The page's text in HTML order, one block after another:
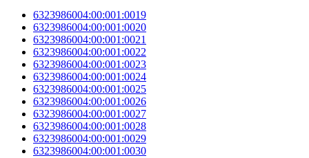
6323986004:00:001:0019
6323986004:00:001:0020
6323986004:00:001:0021
6323986004:00:001:0022
6323986004:00:001:0023
6323986004:00:001:0024
6323986004:00:001:0025
6323986004:00:001:0026
6323986004:00:001:0027
6323986004:00:001:0028
6323986004:00:001:0029
6323986004:00:001:0030